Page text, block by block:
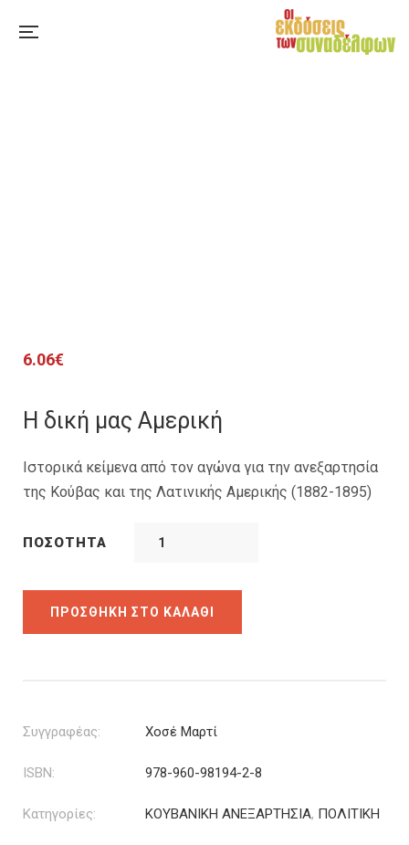
6.06€
Η δική μας Αμερική
Ιστορικά κείμενα από τον αγώνα για την ανεξαρτησία
της Κούβας και της Λατινικής Αμερικής (1882-1895)
ΠΟΣΌΤΗΤΑ
ΠΡΟΣΘΉΚΗ ΣΤΟ ΚΑΛΆΘΙ
Συγγραφέας: Χοσέ Μαρτί
ISBN: 978-960-98194-2-8
Κατηγορίες: ΚΟΥΒΑΝΙΚΗ ΑΝΕΞΑΡΤΗΣΙΑ, ΠΟΛΙΤΙΚΗ